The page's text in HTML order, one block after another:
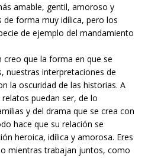
amable, gentil, amoroso y
de forma muy idílica, pero los
de ejemplo del mandamiento
creo que la forma en que se
nuestras interpretaciones de
la oscuridad de las historias. A
puedan ser, de lo
y del drama que se crea con
hace que su relación se
heroica, idílica y amorosa. Eres
mientras trabajan juntos, como